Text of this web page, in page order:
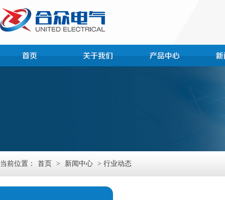
当前位置： 首页 > 新闻中心 > 行业动态